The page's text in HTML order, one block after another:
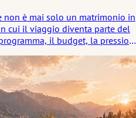
non è mai solo un matrimonio in
cui il viaggio diventa parte del
il budget, la
ciò che una checklist per un
davvero coprire e perché il
in una storia vissuta molto